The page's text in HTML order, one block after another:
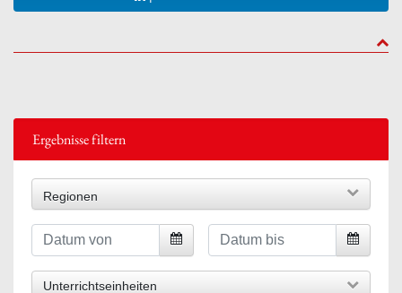
to
Ergebnisse filtern
Regionen
Unterrichtseinheiten